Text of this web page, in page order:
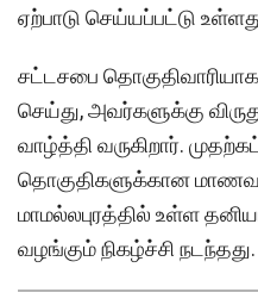
ஏற்பாடு செய்யப்பட்டு
சட்டசபை
செய்து, அவர்களுக்கு
வாழ்த்தி வருகிறார்.
தொகுதிகளுக்கான
மாமல்லபுரத்தில் உள்ள
வழங்கும் நிகழ்ச்சி நடந்தது.